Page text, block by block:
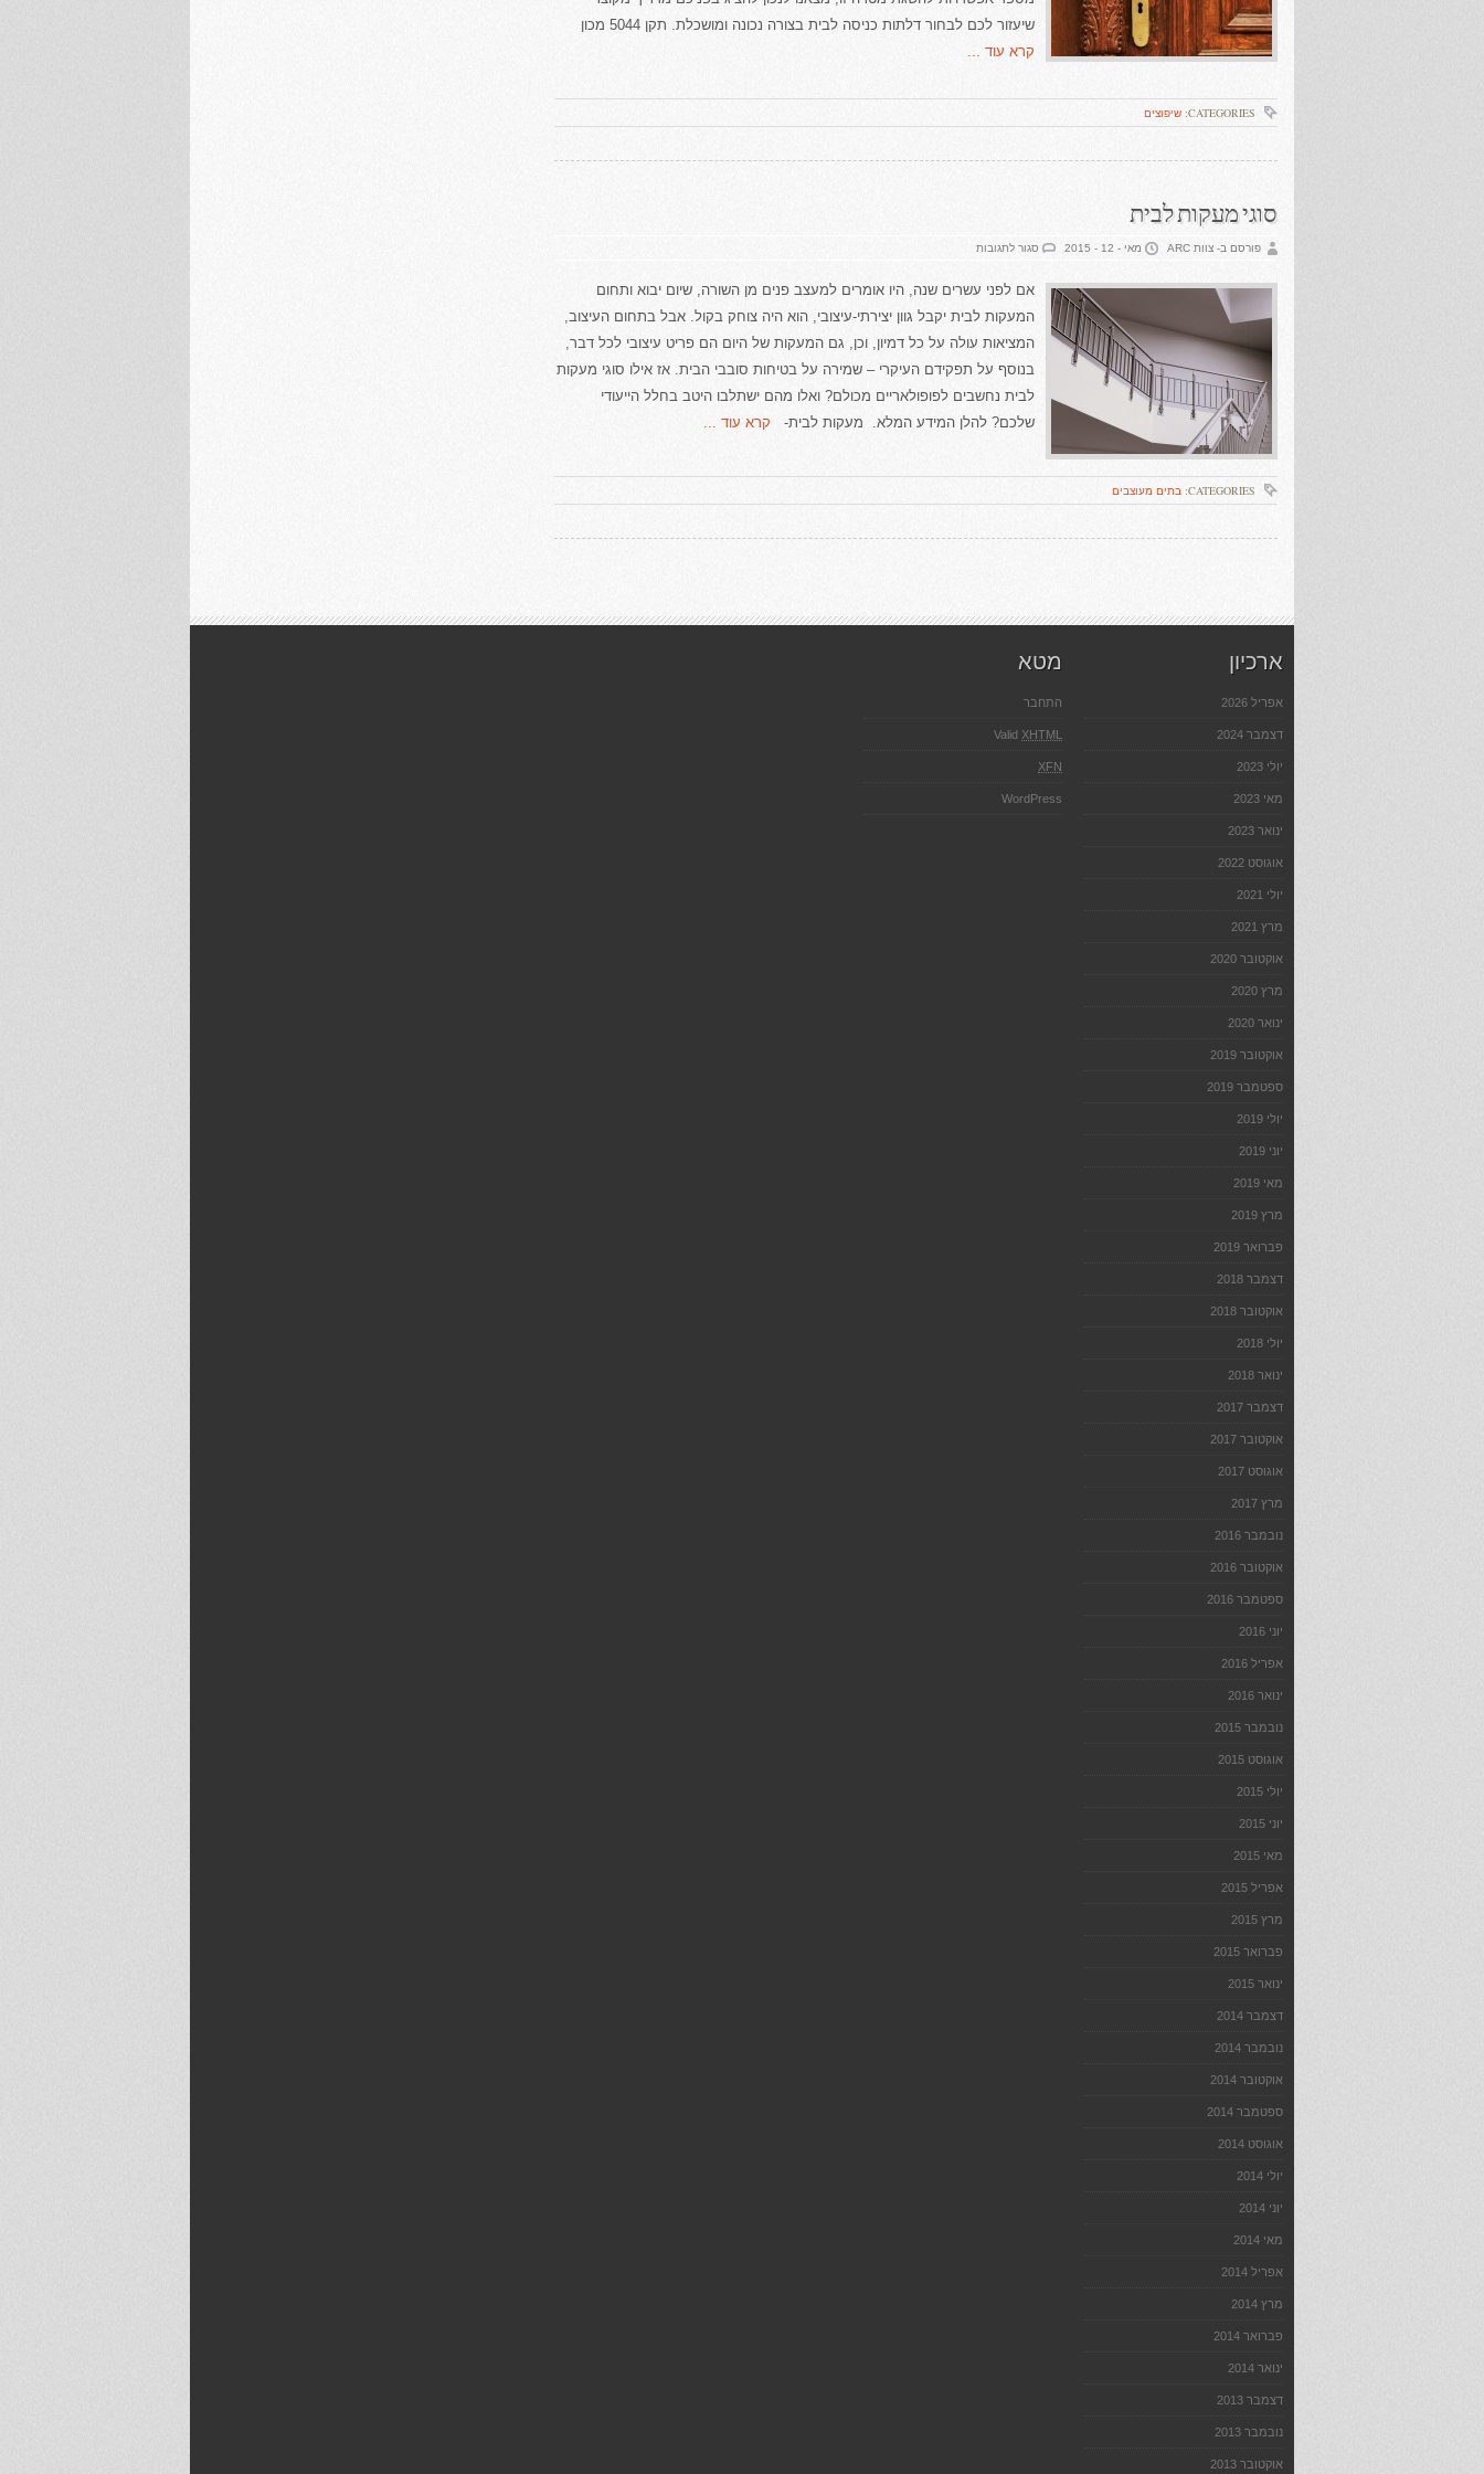
שיעזור לכם לבחור דלתות כניסה לבית בצורה נכונה ומושכלת. תקן 5044 מכון
קרא עוד ...
CATEGORIES: שיפוצים
סוגי מעקות לבית
פורסם ב- צוות ARC מאי - 12 - 2015 סגור לתגובותעל
אם לפני עשרים שנה, היו אומרים למעצב פנים מן השורה, שיום יבוא ותחום
המעקות לבית יקבל גוון יצירתי-עיצובי, הוא היה צוחק בקול. אבל בתחום העיצוב,
המציאות עולה על כל דמיון, וכן, גם המעקות של היום הם פריט עיצובי לכל דבר,
בנוסף על תפקידם העיקרי – שמירה על בטיחות סובבי הבית. אז אילו סוגי מעקות
לבית נחשבים לפופולאריים מכולם? ואלו מהם ישתלבו היטב בחלל הייעודי
שלכם? להלן המידע המלא. מעקות לבית- קרא עוד ...
CATEGORIES: בתים מעוצבים
ארכיון
אפריל 2026
דצמבר 2024
יולי 2023
מאי 2023
ינואר 2023
אוגוסט 2022
יולי 2021
מרץ 2021
אוקטובר 2020
מרץ 2020
ינואר 2020
אוקטובר 2019
ספטמבר 2019
יולי 2019
יוני 2019
מאי 2019
מרץ 2019
פברואר 2019
דצמבר 2018
אוקטובר 2018
יולי 2018
ינואר 2018
דצמבר 2017
אוקטובר 2017
אוגוסט 2017
מרץ 2017
נובמבר 2016
אוקטובר 2016
ספטמבר 2016
יוני 2016
אפריל 2016
ינואר 2016
נובמבר 2015
אוגוסט 2015
יולי 2015
יוני 2015
מאי 2015
אפריל 2015
מרץ 2015
פברואר 2015
ינואר 2015
דצמבר 2014
נובמבר 2014
אוקטובר 2014
ספטמבר 2014
אוגוסט 2014
יולי 2014
יוני 2014
מאי 2014
אפריל 2014
מרץ 2014
פברואר 2014
ינואר 2014
דצמבר 2013
נובמבר 2013
אוקטובר 2013
מטא
התחבר
Valid XHTML
XFN
WordPress